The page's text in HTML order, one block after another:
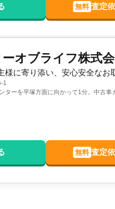
無料 査定
オブライフ株式
様に寄り添い、安心安全なお
1
ターを平塚方面に向かって1分。中古車
無料 査定